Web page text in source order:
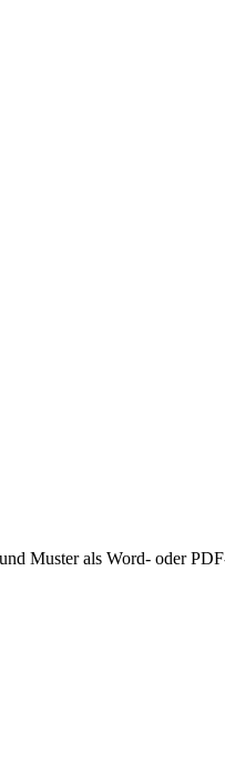
Muster als Word- oder